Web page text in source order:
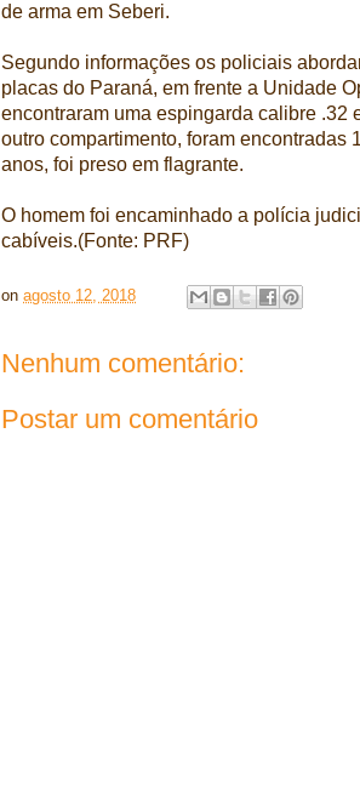
de arma em Seberi.
Segundo informações os policiais
placas do Paraná, em frente a Unidade
encontraram uma espingarda calibre .32
outro compartimento, foram encontradas
anos, foi preso em flagrante.
O homem foi encaminhado a polícia
cabíveis.(Fonte: PRF)
on agosto 12, 2018
Nenhum comentário:
Postar um comentário